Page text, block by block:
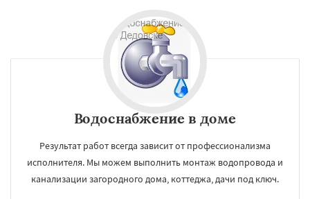
Водоснабжение в доме
Результат работ всегда зависит от профессионализма
исполнителя. Мы можем выполнить монтаж водопровода и
канализации загородного дома, коттеджа, дачи под ключ.